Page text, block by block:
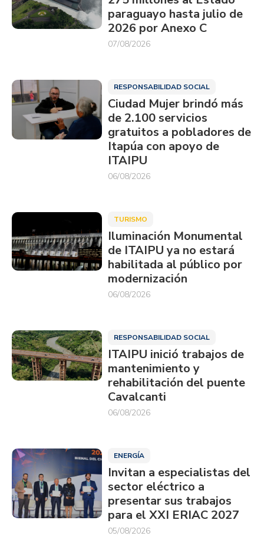
paraguayo hasta julio de
2026 por Anexo C
07/08/2026
RESPONSABILIDAD SOCIAL
Ciudad Mujer brindó más
de 2.100 servicios
gratuitos a pobladores de
Itapúa con apoyo de
ITAIPU
06/08/2026
TURISMO
Iluminación Monumental
de ITAIPU ya no estará
habilitada al público por
modernización
06/08/2026
RESPONSABILIDAD SOCIAL
ITAIPU inició trabajos de
mantenimiento y
rehabilitación del puente
Cavalcanti
06/08/2026
ENERGÍA
Invitan a especialistas del
sector eléctrico a
presentar sus trabajos
para el XXI ERIAC 2027
05/08/2026